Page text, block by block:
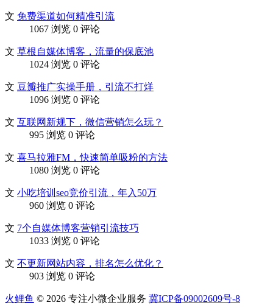
文 免费渠道如何精准引流
1067 浏览 0 评论
文 草根自媒体博客，流量的保底池
1024 浏览 0 评论
文 豆瓣推广实操手册，引流不打烊
1096 浏览 0 评论
文 互联网新规下，微信营销怎么玩？
995 浏览 0 评论
文 喜马拉雅FM，快速简单吸粉的方法
1080 浏览 0 评论
文 小吃培训seo竞价引流，年入50万
960 浏览 0 评论
文 7个自媒体博客营销引流技巧
1033 浏览 0 评论
文 不更新网站内容，排名怎么优化？
903 浏览 0 评论
火鲤鱼 © 2026 专注小微企业服务 冀ICP备09002609号-8